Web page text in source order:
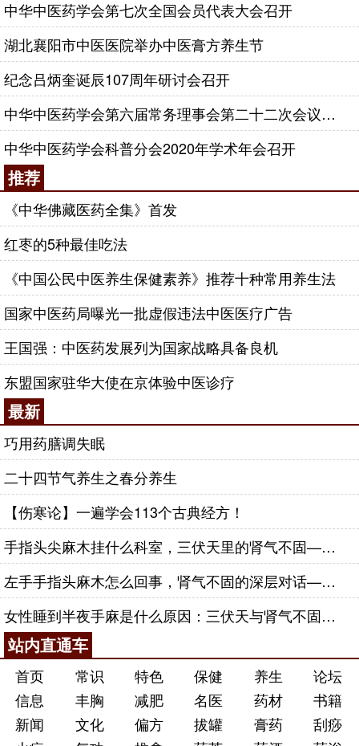
中华中医药学会第七次全国会员代表大会召开
湖北襄阳市中医医院举办中医膏方养生节
纪念吕炳奎诞辰107周年研讨会召开
中华中医药学会第六届常务理事会第二十二次会议在京召开
中华中医药学会科普分会2020年学术年会召开
推荐
《中华佛藏医药全集》首发
红枣的5种最佳吃法
《中国公民中医养生保健素养》推荐十种常用养生法
国家中医药局曝光一批虚假违法中医医疗广告
王国强：中医药发展列为国家战略具备良机
东盟国家驻华大使在京体验中医诊疗
最新
巧用药膳调失眠
二十四节气养生之春分养生
【伤寒论】一遍学会113个古典经方！
手指头尖麻木挂什么科室，三伏天里的肾气不固——肾合jjn
左手手指头麻木怎么回事，肾气不固的深层对话——肾合jjn
女性睡到半夜手麻是什么原因：三伏天与肾气不固的深层对话
站内直通车
首页 常识 特色 保健 养生
论坛
信息
丰胸 减肥 名医 药材
书籍
新闻
文化 偏方 拔罐 膏药
刮痧